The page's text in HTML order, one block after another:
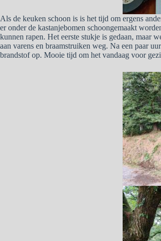
Als de keuken schoon is is het tijd om ergens
er onder de kastanjebomen schoongemaakt
kunnen rapen. Het eerste stukje is gedaan, maar
aan varens en braamstruiken weg. Na een paar
brandstof op. Mooie tijd om het vandaag voor